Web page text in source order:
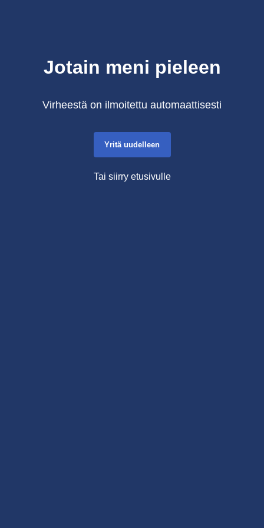
Jotain meni pieleen
Virheestä on ilmoitettu automaattisesti
Yritä uudelleen
Tai siirry etusivulle